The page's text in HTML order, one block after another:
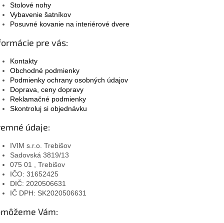
Stolové nohy
Vybavenie šatníkov
Posuvné kovanie na interiérové dvere
pre vás:
Kontakty
Obchodné podmienky
Podmienky ochrany osobných údajov
Doprava, ceny dopravy
Reklamačné podmienky
Skontroluj si objednávku
údaje:
IVIM s.r.o. Trebišov
Sadovská 3819/13
075 01 , Trebišov
IČO: 31652425
DIČ: 2020506631
IČ DPH: SK2020506631
Vám: